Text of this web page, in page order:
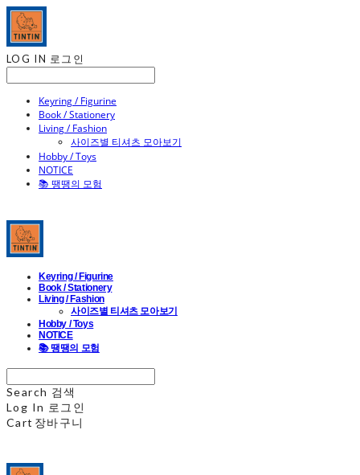
LOG IN 로그인
Keyring / Figurine
Book / Stationery
Living / Fashion
사이즈별 티셔츠 모아보기
Hobby / Toys
NOTICE
📚 땡땡의 모험
Keyring / Figurine
Book / Stationery
Living / Fashion
사이즈별 티셔츠 모아보기
Hobby / Toys
NOTICE
📚 땡땡의 모험
Search 검색
Log In 로그인
Cart 장바구니